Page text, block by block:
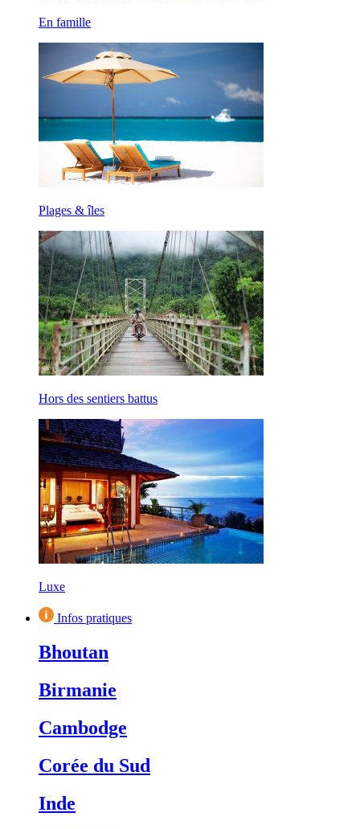
En famille
Plages & îles
Hors des sentiers battus
Luxe
Infos pratiques
Bhoutan
Birmanie
Cambodge
Corée du Sud
Inde